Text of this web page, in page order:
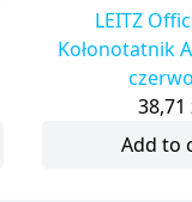
LEITZ
Kołonotatnik
38,71
Add to